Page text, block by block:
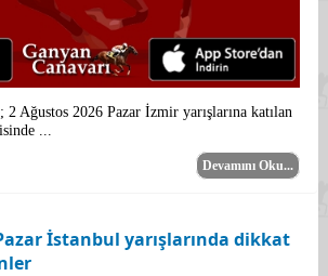
Ağustos 2026 Pazar İzmir yarışlarına katılan
...
Devamını Oku...
İstanbul yarışlarında dikkat